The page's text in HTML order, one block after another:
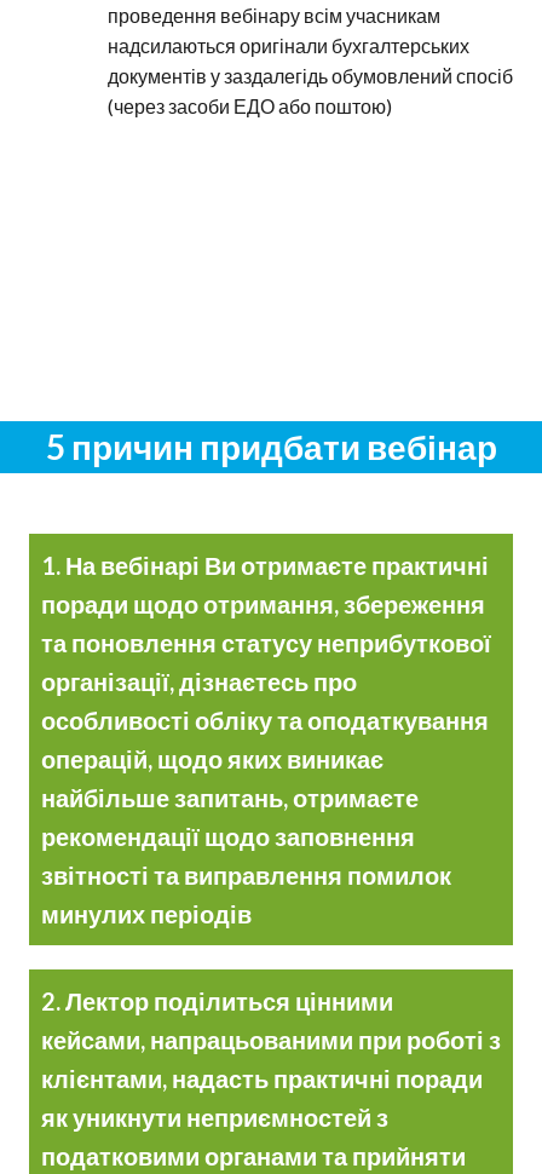
проведення вебінару всім учасникам
надсилаються оригінали бухгалтерських
документів у заздалегідь обумовлений спосіб
(через засоби ЕДО або поштою)
5 причин придбати вебінар
1. На вебінарі Ви отримаєте практичні
поради щодо отримання, збереження
та поновлення статусу неприбуткової
організації, дізнаєтесь про
особливості обліку та оподаткування
операцій, щодо яких виникає
найбільше запитань, отримаєте
рекомендації щодо заповнення
звітності та виправлення помилок
минулих періодів
2. Лектор поділиться цінними
кейсами, напрацьованими при роботі з
клієнтами, надасть практичні поради
як уникнути неприємностей з
податковими органами та прийняти